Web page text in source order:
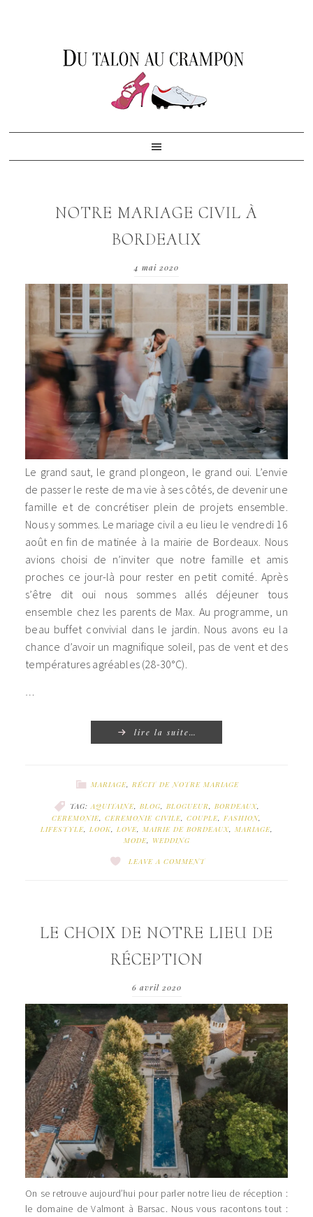
NOTRE MARIAGE CIVIL À
BORDEAUX
4 mai 2020
Le grand saut, le grand plongeon, le grand oui. L’envie
de passer le reste de ma vie à ses côtés, de devenir une
famille et de concrétiser plein de projets ensemble.
Nous y sommes. Le mariage civil a eu lieu le vendredi 16
août en fin de matinée à la mairie de Bordeaux. Nous
avions choisi de n’inviter que notre famille et amis
proches ce jour-là pour rester en petit comité. Après
s’être dit oui nous sommes allés déjeuner tous
ensemble chez les parents de Max. Au programme, un
beau buffet convivial dans le jardin. Nous avons eu la
chance d’avoir un magnifique soleil, pas de vent et des
températures agréables (28-30°C).
…
lire la suite…
MARIAGE, RÉCIT DE NOTRE MARIAGE
TAG: AQUITAINE, BLOG, BLOGUEUR BORDEAUX,
CEREMONIE CEREMONIE CIVILE COUPLE FASHION,
LIFESTYLE, LOOK LOVE, MAIRIE DE BORDEAUX, MARIAGE,
MODE, WEDDING
LEAVE A COMMENT
LE CHOIX DE NOTRE LIEU DE
RÉCEPTION
6 avril 2020
On se retrouve aujourd’hui pour parler notre lieu de réception :
le domaine de Valmont à Barsac. Nous vous racontons tout :